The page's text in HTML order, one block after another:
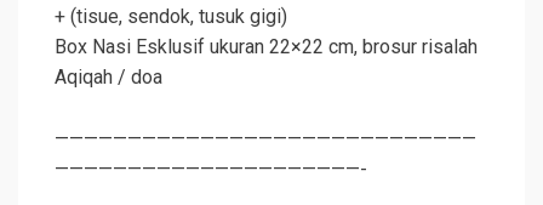
+ (tisue, sendok, tusuk gigi)
Box Nasi Esklusif ukuran 22×22 cm, brosur risalah
Aqiqah / doa
—————————————————————————————
—————————————————————-